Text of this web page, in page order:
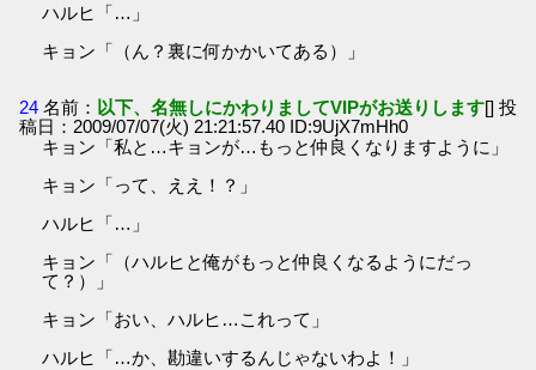
ハルヒ「…」
キョン「（ん？裏に何かかいてある）」
24 名前： 以下、名無しにかわりましてVIPがお送りします[] 投
稿日：2009/07/07(火) 21:21:57.40 ID:9UjX7mHh0
キョン「私と…キョンが…もっと仲良くなりますように」
キョン「って、ええ！？」
ハルヒ「…」
キョン「（ハルヒと俺がもっと仲良くなるようにだっ
て？）」
キョン「おい、ハルヒ…これって」
ハルヒ「…か、勘違いするんじゃないわよ！」